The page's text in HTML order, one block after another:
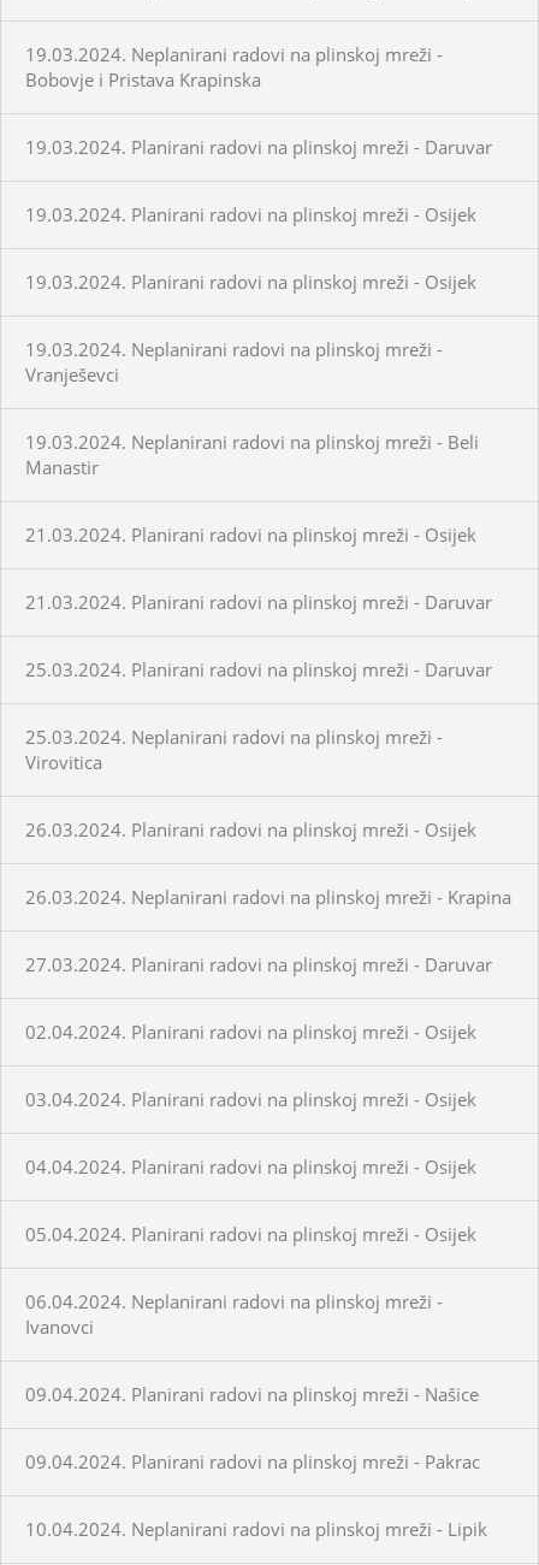
19.03.2024. Neplanirani radovi na plinskoj mreži -
Bobovje i Pristava Krapinska
19.03.2024. Planirani radovi na plinskoj mreži - Daruvar
19.03.2024. Planirani radovi na plinskoj mreži - Osijek
19.03.2024. Planirani radovi na plinskoj mreži - Osijek
19.03.2024. Neplanirani radovi na plinskoj mreži -
Vranješevci
19.03.2024. Neplanirani radovi na plinskoj mreži - Beli
Manastir
21.03.2024. Planirani radovi na plinskoj mreži - Osijek
21.03.2024. Planirani radovi na plinskoj mreži - Daruvar
25.03.2024. Planirani radovi na plinskoj mreži - Daruvar
25.03.2024. Neplanirani radovi na plinskoj mreži -
Virovitica
26.03.2024. Planirani radovi na plinskoj mreži - Osijek
26.03.2024. Neplanirani radovi na plinskoj mreži - Krapina
27.03.2024. Planirani radovi na plinskoj mreži - Daruvar
02.04.2024. Planirani radovi na plinskoj mreži - Osijek
03.04.2024. Planirani radovi na plinskoj mreži - Osijek
04.04.2024. Planirani radovi na plinskoj mreži - Osijek
05.04.2024. Planirani radovi na plinskoj mreži - Osijek
06.04.2024. Neplanirani radovi na plinskoj mreži -
Ivanovci
09.04.2024. Planirani radovi na plinskoj mreži - Našice
09.04.2024. Planirani radovi na plinskoj mreži - Pakrac
10.04.2024. Neplanirani radovi na plinskoj mreži - Lipik